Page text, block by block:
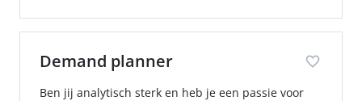
Demand planner
Ben jij analytisch sterk en heb je een passie voor